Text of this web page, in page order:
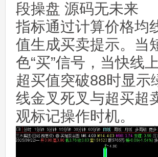
段操盘 源码无未来
指标通过计算价格均
值生成买卖提示。当
色“买”信号，当快线
超买值突破88时显示
线金叉死叉与超买超
观标记操作时机。